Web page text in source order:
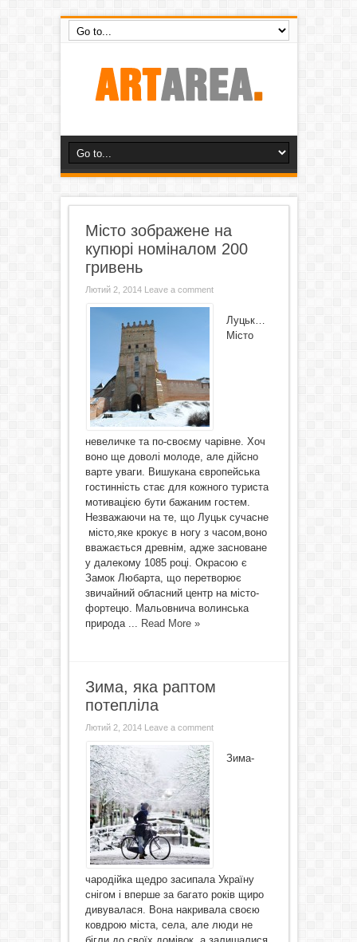
Місто зображене на
купюрі номіналом 200
гривень
Лютий 2, 2014 Leave a comment
Луцьк…
Місто
невеличке та по-своєму чарівне. Хоч
воно ще доволі молоде, але дійсно
варте уваги. Вишукана європейська
гостинність стає для кожного туриста
мотивацією бути бажаним гостем.
Незважаючи на те, що Луцьк сучасне
місто,яке крокує в ногу з часом,воно
вважається древнім, адже засноване
у далекому 1085 році. Окрасою є
Замок Любарта, що перетворює
звичайний обласний центр на місто-
фортецю. Мальовнича волинська
природа ... Read More »
Зима, яка раптом
потепліла
Лютий 2, 2014 Leave a comment
Зима-
чародійка щедро засипала Україну
снігом і вперше за багато років щиро
дивувалася. Вона накривала своєю
ковдрою міста, села, але люди не